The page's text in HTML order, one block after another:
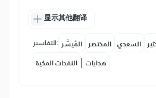
显示其他翻译
التفاسير: المُيسَّر المختصر السعدي
النفحات المكية | هدايات